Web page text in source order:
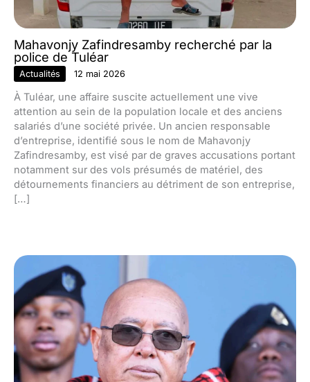
Mahavonjy Zafindresamby recherché par la
police de Tuléar
Actualités 12 mai 2026
À Tuléar, une affaire suscite actuellement une vive
attention au sein de la population locale et des anciens
salariés d’une société privée. Un ancien responsable
d’entreprise, identifié sous le nom de Mahavonjy
Zafindresamby, est visé par de graves accusations portant
notamment sur des vols présumés de matériel, des
détournements financiers au détriment de son entreprise,
[…]